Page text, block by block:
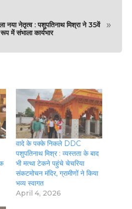
नया नेतृत्व : पशुपतिनाथ मिश्रा ने 35वें
में संभाला कार्यभार
»
वादे के पक्के निकले DDC
पशुपतिनाथ मिश्र : व्यस्तता के बाद
भी मत्था टेकने पहुंचे चेचरिया
संकटमोचन मंदिर, ग्रामीणों ने किया
भव्य स्वागत
April 4, 2026